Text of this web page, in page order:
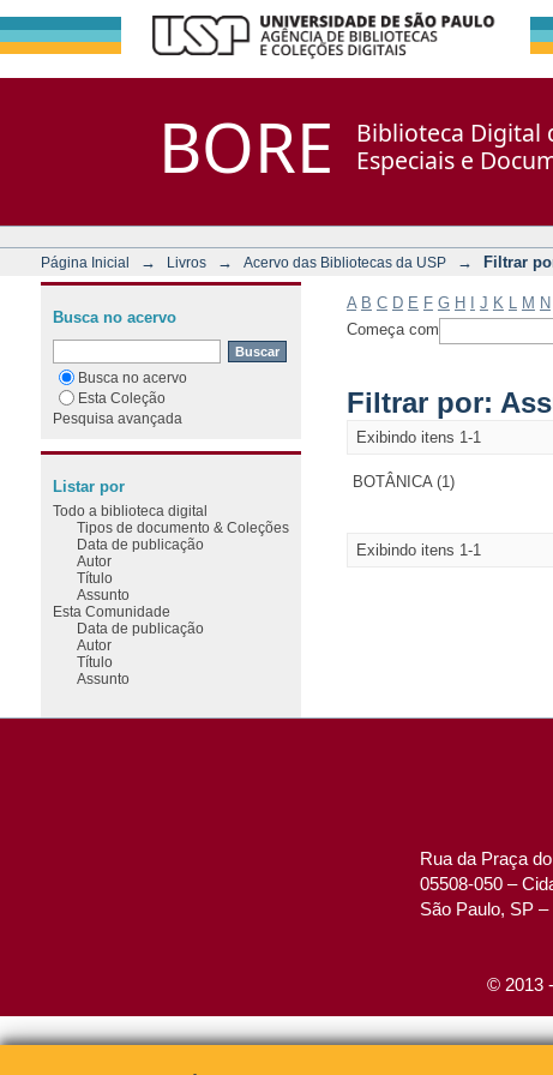
BORE
Biblioteca Digital
Especiais e
Página Inicial → Livros → Acervo das Bibliotecas da USP → Filtrar
A B C D E F G H J K M N
Começa com
Filtrar por:
Exibindo itens 1-1
BOTÂNICA (1)
Exibindo itens 1-1
Busca no acervo
Busca no acervo
Esta Coleção
Pesquisa avançada
Listar por
Todo a biblioteca digital
Tipos de documento & Coleções
Data de publicação
Autor
Título
Assunto
Esta Comunidade
Data de publicação
Autor
Título
Assunto
Rua da Praça
05508-050 –
São Paulo, SP
© 2013